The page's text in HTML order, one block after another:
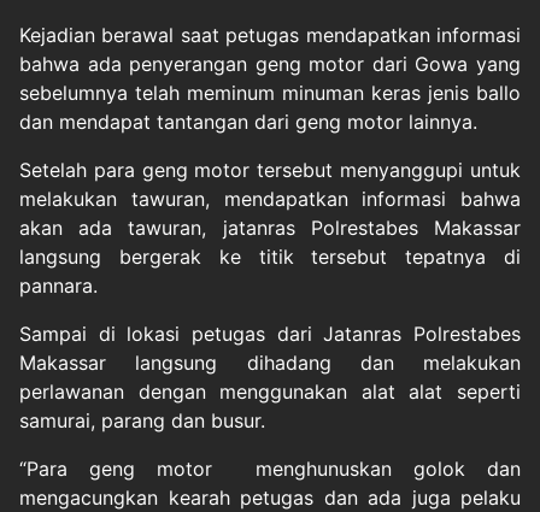
Kejadian berawal saat petugas mendapatkan informasi
bahwa ada penyerangan geng motor dari Gowa yang
sebelumnya telah meminum minuman keras jenis ballo
dan mendapat tantangan dari geng motor lainnya.
Setelah para geng motor tersebut menyanggupi untuk
melakukan tawuran, mendapatkan informasi bahwa
akan ada tawuran, jatanras Polrestabes Makassar
langsung bergerak ke titik tersebut tepatnya di
pannara.
Sampai di lokasi petugas dari Jatanras Polrestabes
Makassar langsung dihadang dan melakukan
perlawanan dengan menggunakan alat alat seperti
samurai, parang dan busur.
“Para geng motor menghunuskan golok dan
mengacungkan kearah petugas dan ada juga pelaku